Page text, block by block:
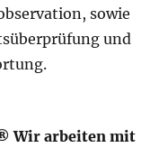
sowie
und
Wir arbeiten mit